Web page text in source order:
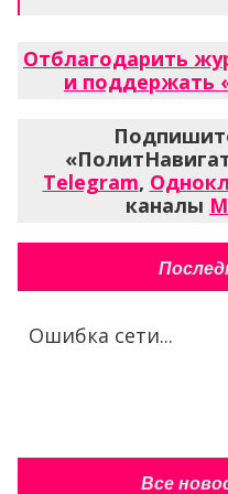
Отблагодарить
и поддержать
Telegram,
каналы
Ошибка сети...
Все